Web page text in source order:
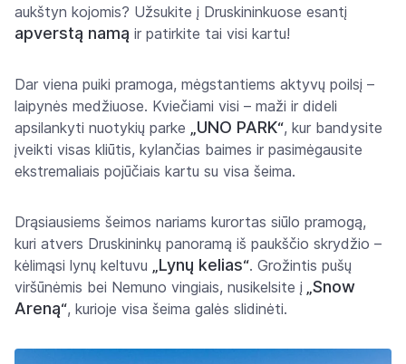
aukštyn kojomis? Užsukite į Druskininkuose esantį
apverstą namą ir patirkite tai visi kartu!
Dar viena puiki pramoga, mėgstantiems aktyvų poilsį –
laipynės medžiuose. Kviečiami visi – maži ir dideli
apsilankyti nuotykių parke
UNO PARK“, kur bandysite
įveikti visas kliūtis, kylančias baimes ir pasimėgausite
ekstremaliais pojūčiais kartu su visa šeima.
Drąsiausiems šeimos nariams kurortas siūlo pramogą,
kuri atvers Druskininkų panoramą iš paukščio skrydžio –
kėlimąsi lynų keltuvu
Lynų kelias“. Grožintis pušų
viršūnėmis bei Nemuno vingiais, nusikelsite į Snow
Areną“, kurioje visa šeima galės slidinėti.